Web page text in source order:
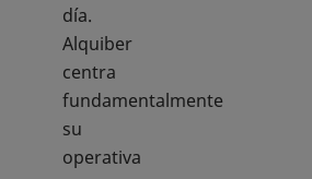
día.
Alquiber
centra
fundamentalmente
su
operativa